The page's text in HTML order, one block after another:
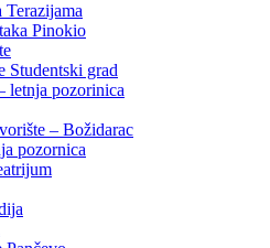
Terazijama
Pinokio
Studentski grad
letnja pozorinica
– Božidarac
pozornica